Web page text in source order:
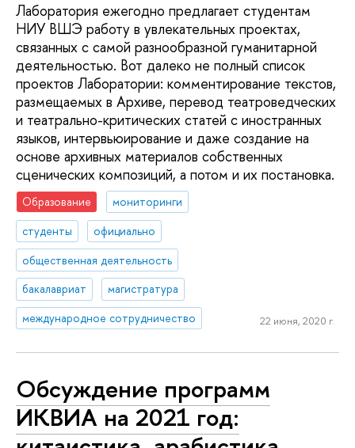
Лаборатория ежегодно предлагает студентам
НИУ ВШЭ работу в увлекательных проектах,
связанных с самой разнообразной гуманитарной
деятельностью. Вот далеко не полный список
проектов Лаборатории: комментирование текстов,
размещаемых в Архиве, перевод театроведческих
и театрально-критических статей с иностранных
языков, интервьюирование и даже создание на
основе архивных материалов собственных
сценических композиций, а потом и их постановка.
Образование
мониторинги
студенты
официально
общественная деятельность
бакалавриат
магистратура
международное сотрудничество
22 июня, 2020 г.
Обсуждение программ
ИКВИА на 2021 год: